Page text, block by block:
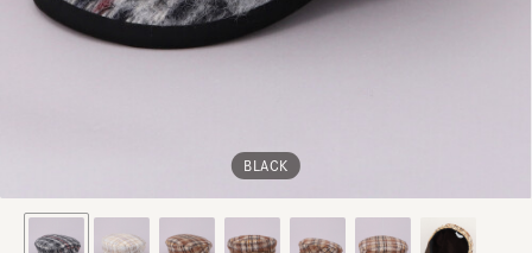
BLACK